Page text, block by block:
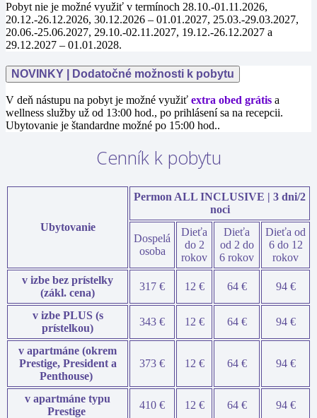
Pobyt nie je možné využiť v termínoch 28.10.-01.11.2026,
20.12.-26.12.2026, 30.12.2026 – 01.01.2027, 25.03.-29.03.2027,
20.06.-25.06.2027, 29.10.-02.11.2027, 19.12.-26.12.2027 a
29.12.2027 – 01.01.2028.
NOVINKY | Dodatočné možnosti k pobytu
V deň nástupu na pobyt je možné využiť extra obed grátis a
wellness služby už od 13:00 hod., po prihlásení sa na recepcii.
Ubytovanie je štandardne možné po 15:00 hod..
Cenník k pobytu
Ubytovanie
Permon ALL INCLUSIVE | 3 dni/2
noci
Dospelá
osoba
Dieťa
do 2
rokov
Dieťa
od 2 do
6 rokov
Dieťa od
6 do 12
rokov
v izbe bez prístelky
(zákl. cena)
317 € 12 € 64 € 94 €
v izbe PLUS (s
prístelkou)
343 € 12 € 64 € 94 €
v apartmáne (okrem
Prestige, President a
Penthouse)
373 € 12 € 64 € 94 €
v apartmáne typu
Prestige
410 € 12 € 64 € 94 €